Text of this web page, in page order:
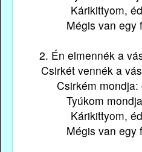
Kárikittyom,
Mégis van egy
2. Én elmennék a
Csirkét vennék a
Csirkém
Tyúkom
Kárikittyom,
Mégis van egy